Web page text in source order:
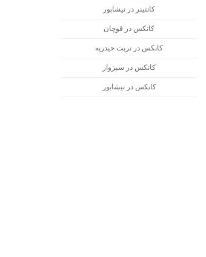
کانتینر در نیشابور
کانکس در قوچان
کانکس در تربت حیدریه
کانکس در سبزوار
کانکس در نیشابور